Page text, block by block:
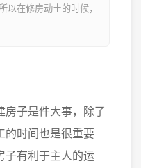
以在修房动土的时候，
子是件大事，除了
的时间也是很重要
子有利于主人的运